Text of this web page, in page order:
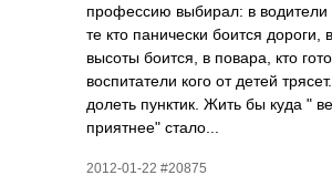
проф­ессию выби­рал: в
те кто пани­чески боится дороги,
высоты боится, в повара, кто
восп­итат­ели кого от детей
долеть пунк­тик. Жить бы куда "
приятнее" стал­о...
2012-01-22 #20875